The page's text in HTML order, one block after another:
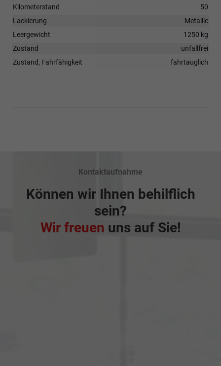
Kilometerstand
50
Lackierung
Metallic
Leergewicht
1250 kg
Zustand
unfallfrei
Zustand, Fahrfähigkeit
fahrtauglich
Kontaktaufnahme
Können wir Ihnen behilflich
sein?
Wir freuen uns auf Sie!